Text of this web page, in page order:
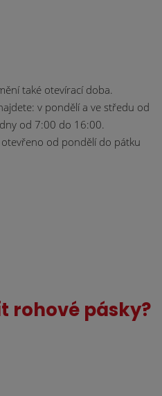
také otevírací doba.
v pondělí a ve středu od
od 7:00 do 16:00.
od pondělí do pátku
rohové pásky?